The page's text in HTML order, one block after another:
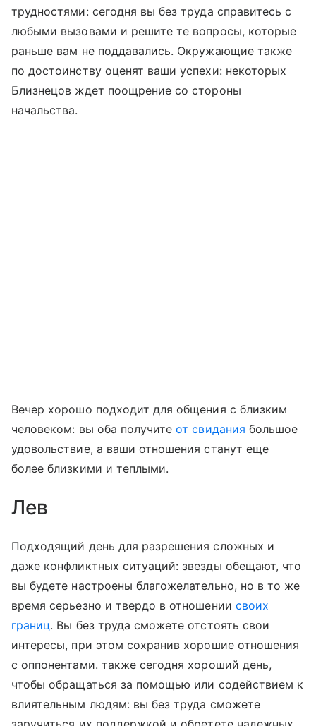
трудностями: сегодня вы без труда справитесь с
любыми вызовами и решите те вопросы, которые
раньше вам не поддавались. Окружающие также
по достоинству оценят ваши успехи: некоторых
Близнецов ждет поощрение со стороны
начальства.
Вечер хорошо подходит для общения с близким
человеком: вы оба получитеот свидания большое
удовольствие, а ваши отношения станут еще
более близкими и теплыми.
Лев
Подходящий день для разрешения сложных и
даже конфликтных ситуаций: звезды обещают, что
вы будете настроены благожелательно, но в то же
время серьезно и твердо в отношении своих
границ. Вы без труда сможете отстоять свои
интересы, при этом сохранив хорошие отношения
с оппонентами. также сегодня хороший день,
чтобы обращаться за помощью или содействием к
влиятельным людям: вы без труда сможете